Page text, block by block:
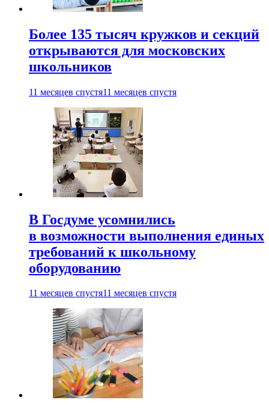
Более 135 тысяч кружков и секций
открываются для московских
школьников
11 месяцев спустя11 месяцев спустя
В Госдуме усомнились
в возможности выполнения единых
требований к школьному
оборудованию
11 месяцев спустя11 месяцев спустя